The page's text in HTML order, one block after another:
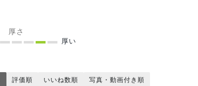
厚さ
厚い
評価順 いいね数順 写真・動画付き順